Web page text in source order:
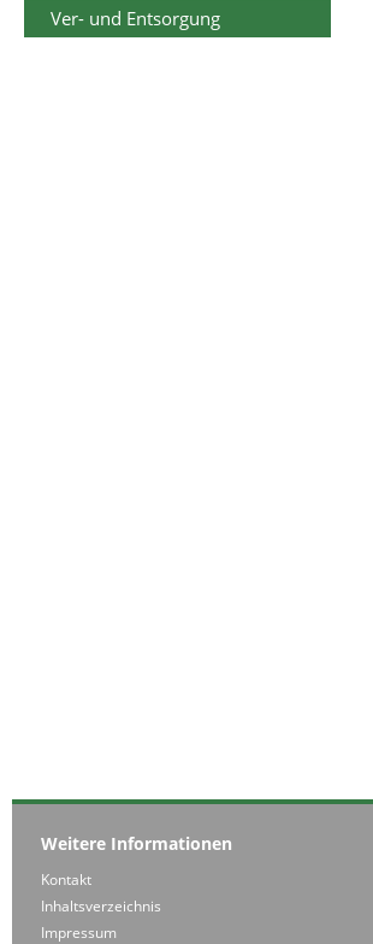
Ver- und Entsorgung
Weitere Informationen
Kontakt
Inhaltsverzeichnis
Impressum